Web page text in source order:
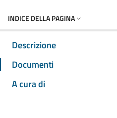
INDICE DELLA PAGINA
Descrizione
Documenti
A cura di